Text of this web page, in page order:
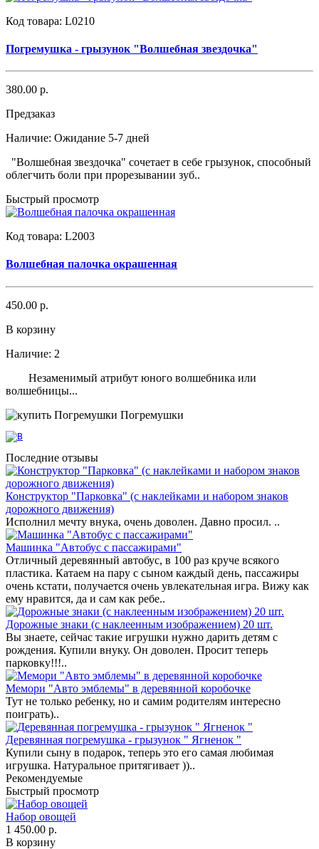
Код товара: L0210
Погремушка - грызунок "Волшебная звездочка"
380.00 р.
Предзаказ
Наличие: Ожидание 5-7 дней
"Волшебная звездочка" сочетает в себе грызунок, способный
облегчить боли при прорезывании зуб..
Быстрый просмотр
Код товара: L2003
Волшебная палочка окрашенная
450.00 р.
В корзину
Наличие: 2
Незаменимый атрибут юного волшебника или
волшебницы...
Погремушки
Последние отзывы
Конструктор "Парковка" (с наклейками и набором знаков
дорожного движения)
Исполнил мечту внука, очень доволен. Давно просил. ..
Машинка "Автобус с пассажирами"
Отличный деревянный автобус, в 100 раз круче всякого
пластика. Катаем на пару с сыном каждый день, пассажиры
очень кстати, получается очень увлекательная игра. Вижу как
ему нравится, да и сам как ребе..
Дорожные знаки (с наклеенным изображением) 20 шт.
Вы знаете, сейчас такие игрушки нужно дарить детям с
рождения. Купили внуку. Он доволен. Просит теперь
парковку!!!..
Мемори "Авто эмблемы" в деревянной коробочке
Тут не только ребенку, но и самим родителям интересно
поиграть)..
Деревянная погремушка - грызунок " Ягненок "
Купили сыну в подарок, теперь это его самая любимая
игрушка. Натуральное притягивает ))..
Рекомендуемые
Быстрый просмотр
Набор овощей
1 450.00 р.
В корзину